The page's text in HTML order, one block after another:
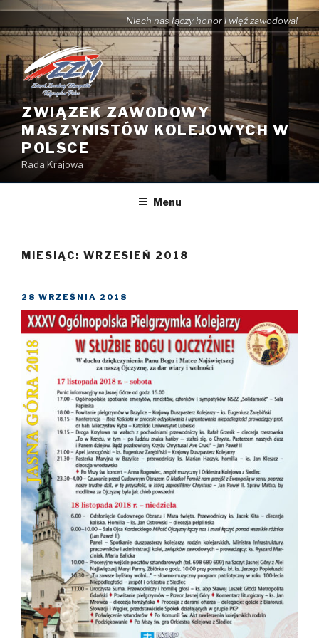
Przejdź
do
treści
Niech nas łączy honor i więź zawodowa!
ZWIĄZEK ZAWODOWY
MASZYNISTÓW KOLEJOWYCH W
POLSCE
Rada Krajowa
Menu
MIESIĄC: WRZESIEŃ 2018
OPUBLIKOWANE
W
28 WRZEŚNIA 2018